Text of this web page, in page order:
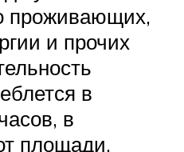
проживающих,
и прочих
в
в
площади.